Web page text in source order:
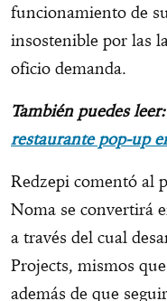
funcionamiento de
insostenible por las
oficio demanda.
También puedes leer:
restaurante pop-up
Redzepi comentó al
Noma se convertirá
a través del cual
Projects, mismos
además de que